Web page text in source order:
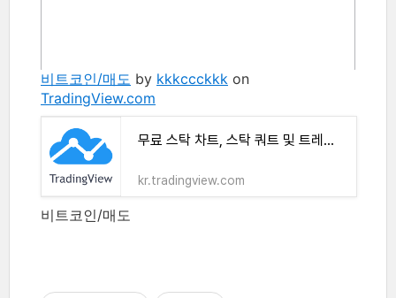
비트코인/매도 by kkkccckkk on
TradingView.com
무료 스탁 차트, 스탁 쿼트 및 트레이드 아이디어
kr.tradingview.com
비트코인/매도